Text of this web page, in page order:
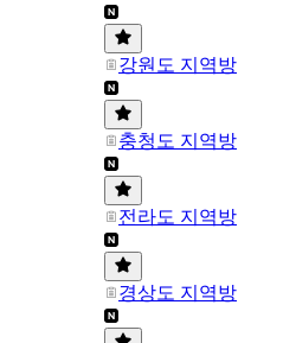
강원도 지역방
충청도 지역방
전라도 지역방
경상도 지역방